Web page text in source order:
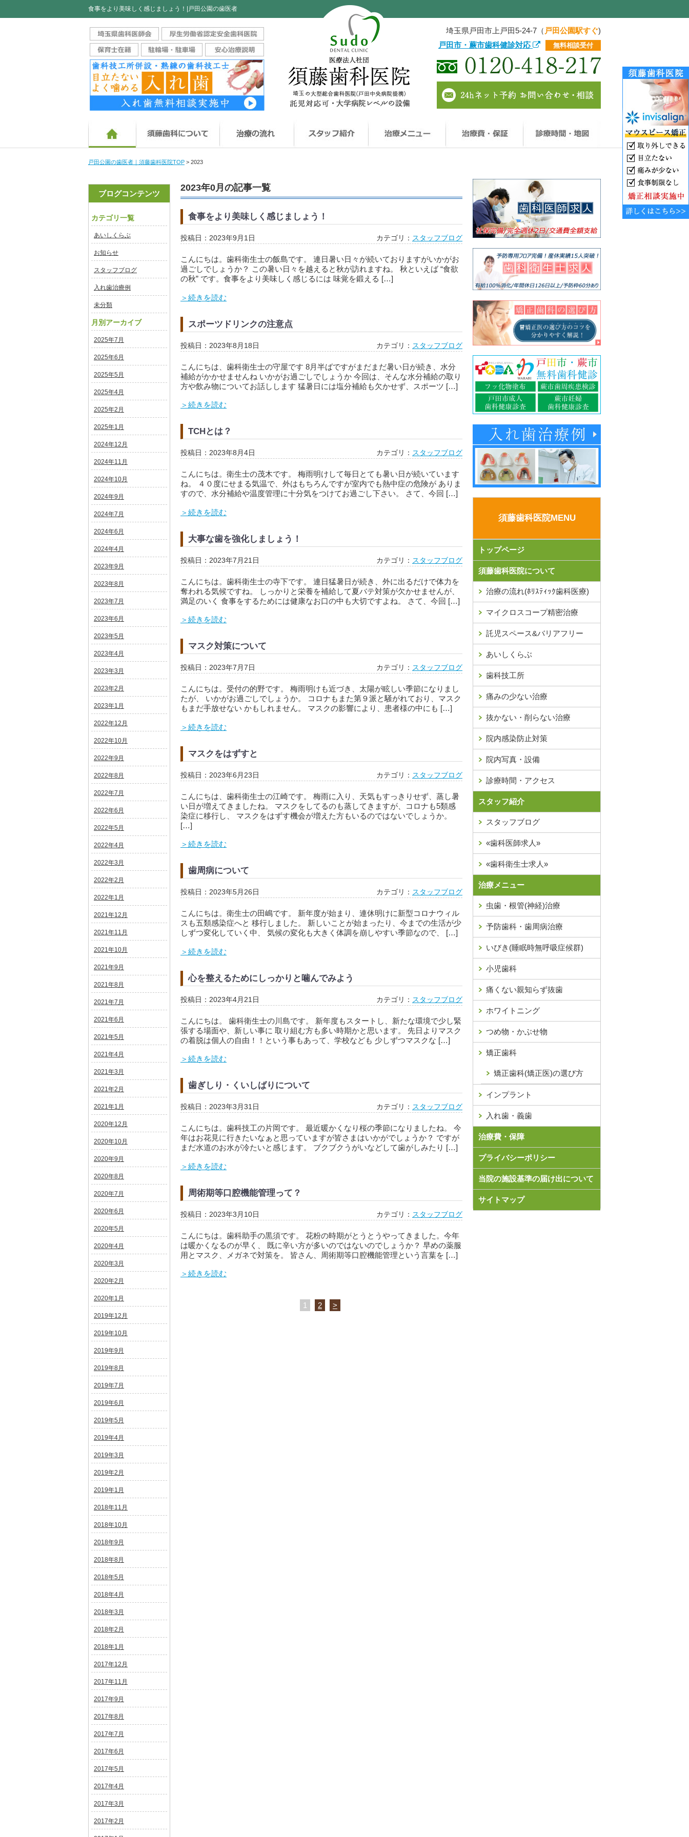
食事をより美味しく感じましょう！|戸田公園の歯医者
埼玉県戸田市上戸田5-24-7（ 戸田公園駅すぐ)
戸田市・蕨市歯科健診対応
無料相談受付
診療時間・地図
戸田公園の歯医者｜須藤歯科医院TOP > 2023
ブログコンテンツ
カテゴリ一覧
あいしくらぶ
お知らせ
スタッフブログ
入れ歯治療例
未分類
月別アーカイブ
2025年7月
2025年6月
2025年5月
2025年4月
2025年2月
2025年1月
2024年12月
2024年11月
2024年10月
2024年9月
2024年7月
2024年6月
2024年4月
2023年9月
2023年8月
2023年7月
2023年6月
2023年5月
2023年4月
2023年3月
2023年2月
2023年1月
2022年12月
2022年10月
2022年9月
2022年8月
2022年7月
2022年6月
2022年5月
2022年4月
2022年3月
2022年2月
2022年1月
2021年12月
2021年11月
2021年10月
2021年9月
2021年8月
2021年7月
2021年6月
2021年5月
2021年4月
2021年3月
2021年2月
2021年1月
2020年12月
2020年10月
2020年9月
2020年8月
2020年7月
2020年6月
2020年5月
2020年4月
2020年3月
2020年2月
2020年1月
2019年12月
2019年10月
2019年9月
2019年8月
2019年7月
2019年6月
2019年5月
2019年4月
2019年3月
2019年2月
2019年1月
2018年11月
2018年10月
2018年9月
2018年8月
2018年5月
2018年4月
2018年3月
2018年2月
2018年1月
2017年12月
2017年11月
2017年9月
2017年8月
2017年7月
2017年6月
2017年5月
2017年4月
2017年3月
2017年2月
2023年0月の記事一覧
食事をより美味しく感じましょう！
投稿日：2023年9月1日 カテゴリ： スタッフブログ
こんにちは。歯科衛生士の飯島です。 連日暑い日々が続いておりますがいかがお
過ごしでしょうか？ この暑い日々を越えると秋が訪れますね。 秋といえば “食欲
の秋” です。食事をより美味しく感じるには 味覚を鍛える […]
＞続きを読む
スポーツドリンクの注意点
投稿日：2023年8月18日 カテゴリ： スタッフブログ
こんにちは、歯科衛生士の守屋です 8月半ばですがまだまだ暑い日が続き、水分
補給がかかせませんね いかがお過ごしでしょうか 今回は、そんな水分補給の取り
方や飲み物についてお話しします 猛暑日には塩分補給も欠かせず、スポーツ […]
＞続きを読む
TCHとは？
投稿日：2023年8月4日 カテゴリ： スタッフブログ
こんにちは。衛生士の茂木です。 梅雨明けして毎日とても暑い日が続いています
ね。 ４０度にせまる気温で、外はもちろんですが室内でも熱中症の危険が ありま
すので、水分補給や温度管理に十分気をつけてお過ごし下さい。 さて、今回 […]
＞続きを読む
大事な歯を強化しましょう！
投稿日：2023年7月21日 カテゴリ： スタッフブログ
こんにちは。歯科衛生士の寺下です。 連日猛暑日が続き、外に出るだけで体力を
奪われる気候ですね。 しっかりと栄養を補給して夏バテ対策が欠かせませんが、
満足のいく 食事をするためには健康なお口の中も大切ですよね。 さて、今回 […]
＞続きを読む
マスク対策について
投稿日：2023年7月7日 カテゴリ： スタッフブログ
こんにちは。受付の的野です。 梅雨明けも近づき、太陽が眩しい季節になりまし
たが、 いかがお過ごしでしょうか。 コロナもまた第９派と騒がれており、マスク
もまだ手放せない かもしれません。 マスクの影響により、患者様の中にも […]
＞続きを読む
マスクをはずすと
投稿日：2023年6月23日 カテゴリ： スタッフブログ
こんにちは、歯科衛生士の江崎です。 梅雨に入り、天気もすっきりせず、蒸し暑
い日が増えてきましたね。 マスクをしてるのも蒸してきますが、コロナも5類感
染症に移行し、 マスクをはずす機会が増えた方もいるのではないでしょうか。
[…]
＞続きを読む
歯周病について
投稿日：2023年5月26日 カテゴリ： スタッフブログ
こんにちは。衛生士の田嶋です。 新年度が始まり、連休明けに新型コロナウィル
スも五類感染症へと 移行しました。 新しいことが始まったり、今までの生活が少
しずつ変化していく中、 気候の変化も大きく体調を崩しやすい季節なので、 […]
＞続きを読む
心を整えるためにしっかりと噛んでみよう
投稿日：2023年4月21日 カテゴリ： スタッフブログ
こんにちは。 歯科衛生士の川島です。 新年度もスタートし、新たな環境で少し緊
張する場面や、新しい事に 取り組む方も多い時期かと思います。 先日よりマスク
の着脱は個人の自由！！という事もあって、学校なども 少しずつマスクな […]
＞続きを読む
歯ぎしり・くいしばりについて
投稿日：2023年3月31日 カテゴリ： スタッフブログ
こんにちは。歯科技工の片岡です。 最近暖かくなり桜の季節になりましたね。 今
年はお花見に行きたいなぁと思っていますが皆さまはいかがでしょうか？ ですが
まだ水道のお水が冷たいと感じます。 ブクブクうがいなどして歯がしみたり […]
＞続きを読む
周術期等口腔機能管理って？
投稿日：2023年3月10日 カテゴリ： スタッフブログ
こんにちは。歯科助手の黒須です。 花粉の時期がとうとうやってきました。今年
は暖かくなるのが早く、 既に辛い方が多いのではないのでしょうか？ 早めの薬服
用とマスク、メガネで対策を。 皆さん、周術期等口腔機能管理という言葉を […]
＞続きを読む
1 2 >
須藤歯科医院MENU
トップページ
須藤歯科医院について
治療の流れ(ﾎﾘｽﾃｨｯｸ歯科医療)
マイクロスコープ精密治療
託児スペース&バリアフリー
あいしくらぶ
歯科技工所
痛みの少ない治療
抜かない・削らない治療
院内感染防止対策
院内写真・設備
診療時間・アクセス
スタッフ紹介
スタッフブログ
«歯科医師求人»
«歯科衛生士求人»
治療メニュー
虫歯・根管(神経)治療
予防歯科・歯周病治療
いびき(睡眠時無呼吸症候群)
小児歯科
痛くない親知らず抜歯
ホワイトニング
つめ物・かぶせ物
矯正歯科
矯正歯科(矯正医)の選び方
インプラント
入れ歯・義歯
治療費・保障
プライバシーポリシー
当院の施設基準の届け出について
サイトマップ